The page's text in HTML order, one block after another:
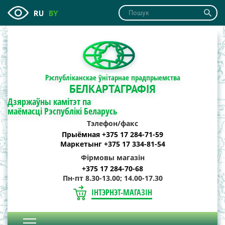
RU BY
Рэспубліканскае ўнітарнае прадпрыемства
БЕЛКАРТАГРАФІЯ
Дзяржаўны камітэт па
маёмасці Рэспублікі Беларусь
Тэлефон/факс
Прыёмная +375 17 284-71-59
Маркетынг +375 17 334-81-54
Фірмовы магазін
+375 17 284-70-68
Пн-пт 8.30-13.00; 14.00-17.30
ІНТЭРНЭТ-МАГАЗІН